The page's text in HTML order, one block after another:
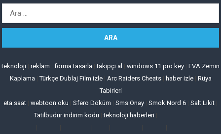
Arama:
teknoloji reklam forma tasarla |takipçi al windows 11 pro key EVA Zemin
Kaplama |Türkçe Dublaj Film izle| Arc Raiders Cheats| haber izle| Rüya
Tabirleri
eta saat webtoon oku Sfero Döküm Sms Onay Smok Nord 6 Salt Likit
Tatilbudur indirim kodu |teknoloji haberleri|